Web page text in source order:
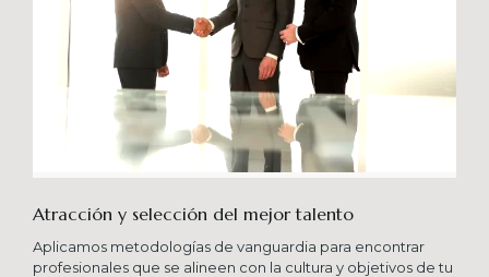
Atracción y selección del mejor talento
Aplicamos metodologías de vanguardia para encontrar
profesionales que se alineen con la cultura y objetivos de tu